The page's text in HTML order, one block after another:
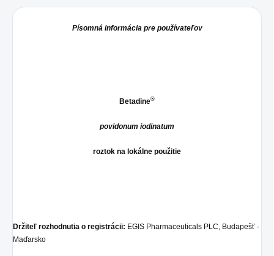
Písomná informácia pre používateľov
Betadine®
povidonum iodinatum
roztok na lokálne použitie
Držiteľ rozhodnutia o registrácii: EGIS Pharmaceuticals PLC, Budapešť ·
Maďarsko